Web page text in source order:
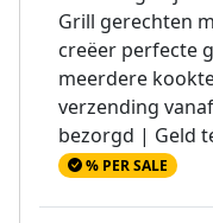
Grill gerechten
creëer perfecte
meerdere
verzending
bezorgd | Geld
% PER SALE